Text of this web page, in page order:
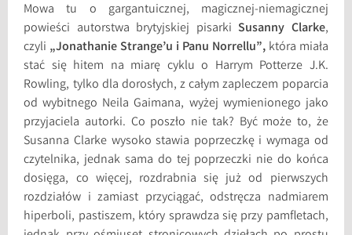
Mowa tu o gargantuicznej, magicznej-niemagicznej
powieści autorstwa brytyjskiej pisarkiSusanny Clarke,
czyli „Jonathanie Strange’u i Panu Norrellu”, która miała
stać się hitem na miarę cyklu o Harrym Potterze J.K.
Rowling, tylko dla dorosłych, z całym zapleczem poparcia
od wybitnego Neila Gaimana, wyżej wymienionego jako
przyjaciela autorki. Co poszło nie tak? Być może to, że
Susanna Clarke wysoko stawia poprzeczkę i wymaga od
czytelnika, jednak sama do tej poprzeczki nie do końca
dosięga, co więcej, rozdrabnia się już od pierwszych
rozdziałów i zamiast przyciągać, odstręcza nadmiarem
hiperboli, pastiszem, który sprawdza się przy pamfletach,